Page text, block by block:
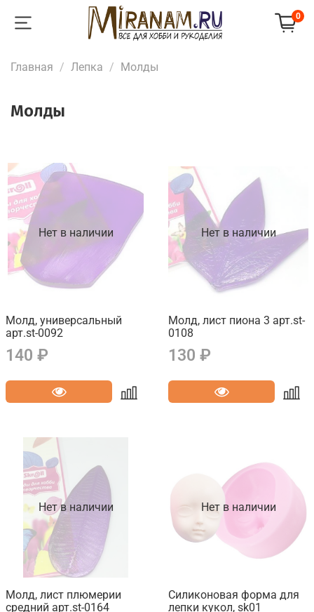
0
Главная Лепка Молды
Молды
Нет в наличии
Молд, универсальный
арт.st-0092
140 ₽
Нет в наличии
Молд, лист пиона 3 арт.st-
0108
130 ₽
Нет в наличии
Молд, лист плюмерии
средний арт.st-0164
Нет в наличии
Силиконовая форма для
лепки кукол, sk01